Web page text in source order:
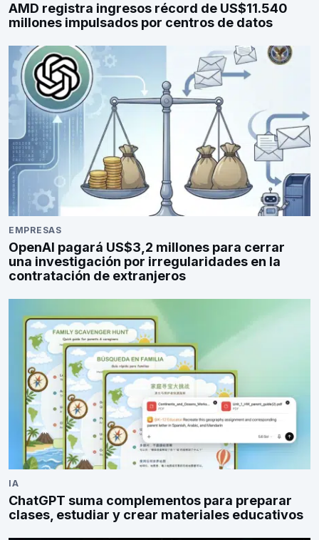
AMD registra ingresos récord de US$11.540
millones impulsados por centros de datos
EMPRESAS
OpenAI pagará US$3,2 millones para cerrar
una investigación por irregularidades en la
contratación de extranjeros
IA
ChatGPT suma complementos para preparar
clases, estudiar y crear materiales educativos